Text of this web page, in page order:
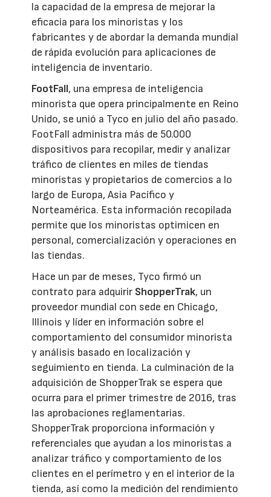
la capacidad de la empresa de mejorar la
eficacia para los minoristas y los
fabricantes y de abordar la demanda mundial
de rápida evolución para aplicaciones de
inteligencia de inventario.
FootFall, una empresa de inteligencia
minorista que opera principalmente en Reino
Unido, se unió a Tyco en julio del año pasado.
FootFall administra más de 50.000
dispositivos para recopilar, medir y analizar
tráfico de clientes en miles de tiendas
minoristas y propietarios de comercios a lo
largo de Europa, Asia Pacífico y
Norteamérica. Esta información recopilada
permite que los minoristas optimicen en
personal, comercialización y operaciones en
las tiendas.
Hace un par de meses, Tyco firmó un
contrato para adquirir ShopperTrak, un
proveedor mundial con sede en Chicago,
Illinois y líder en información sobre el
comportamiento del consumidor minorista
y análisis basado en localización y
seguimiento en tienda. La culminación de la
adquisición de ShopperTrak se espera que
ocurra para el primer trimestre de 2016, tras
las aprobaciones reglamentarias.
ShopperTrak proporciona información y
referenciales que ayudan a los minoristas a
analizar tráfico y comportamiento de los
clientes en el perímetro y en el interior de la
tienda, así como la medición del rendimiento